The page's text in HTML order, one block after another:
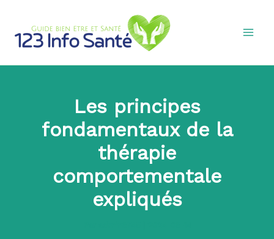
contenu
Les principes
fondamentaux de la
thérapie
comportementale
expliqués